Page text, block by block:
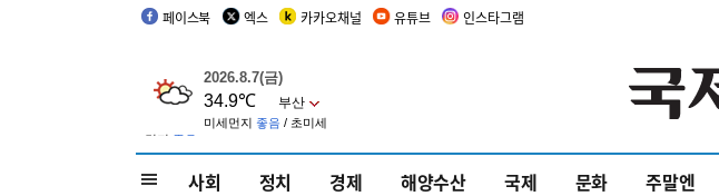
페이스북 엑스 카카오채널 유튜브 인스타그램
사회 정치 경제 해양수산 국제 문화 주말엔